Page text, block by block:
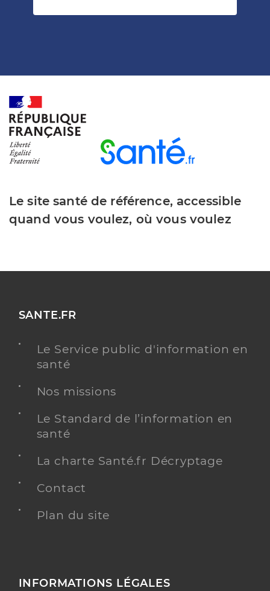
Le site santé de référence, accessible
quand vous voulez, où vous voulez
SANTE.FR
Le Service public d'information en
santé
Nos missions
Le Standard de l’information en
santé
La charte Santé.fr Décryptage
Contact
Plan du site
INFORMATIONS LÉGALES